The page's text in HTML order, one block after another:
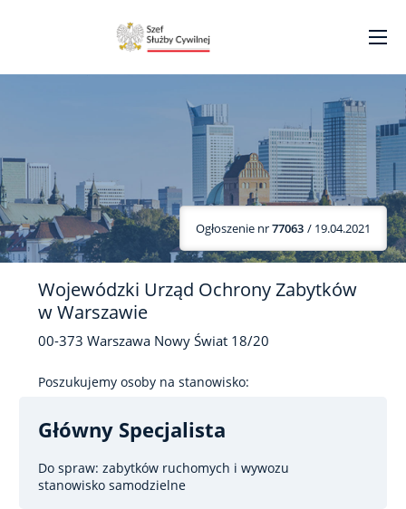
Ogłoszenie nr77063 / 19.04.2021
Wojewódzki Urząd Ochrony Zabytków
w Warszawie
00-373 Warszawa Nowy Świat 18/20
Poszukujemy osoby na stanowisko:
Główny Specjalista
Do spraw: zabytków ruchomych i wywozu
stanowisko samodzielne